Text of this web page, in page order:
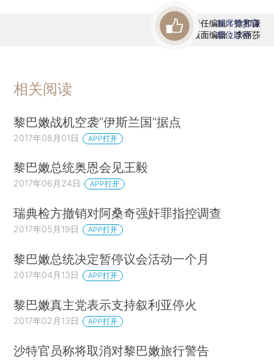
责任编辑：徐和谦
版面编辑：李丽莎
首席赞赏官
虚位以待
相关阅读
黎巴嫩战机空袭“伊斯兰国”据点
2017年08月01日 APP打开
黎巴嫩总统奥恩会见王毅
2017年06月24日 APP打开
瑞典检方撤销对阿桑奇强奸罪指控调查
2017年05月19日 APP打开
黎巴嫩总统决定暂停议会活动一个月
2017年04月13日 APP打开
黎巴嫩真主党表示支持叙利亚停火
2017年02月13日 APP打开
沙特官员称将取消对黎巴嫩旅行警告